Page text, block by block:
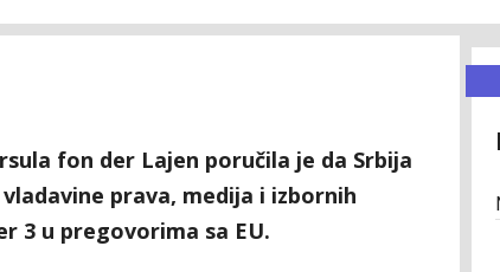
fon der Lajen poručila je da Srbija
prava, medija i izbornih
3 u pregovorima sa EU.